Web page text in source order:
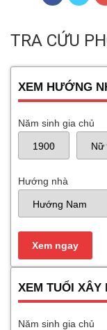
TRA CỨU
XEM HƯỚNG
Năm sinh gia chủ
Hướng nhà
XEM TUỔI XÂY
Năm sinh gia chủ